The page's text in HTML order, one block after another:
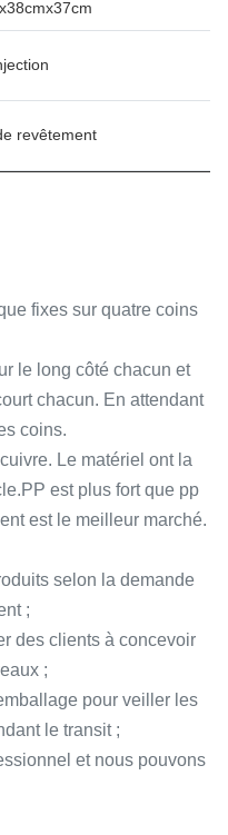
revêtement
fixes sur quatre coins
le long côté chacun et
chacun. En attendant
coins.
Le matériel ont la
est plus fort que pp
est le meilleur marché.
selon la demande
;
des clients à concevoir
;
pour veiller les
le transit ;
et nous pouvons